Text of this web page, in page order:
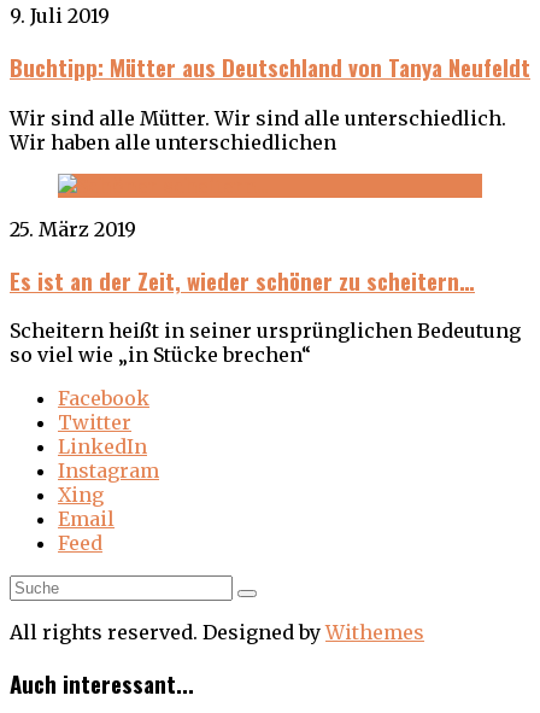
9. Juli 2019
Buchtipp: Mütter aus Deutschland von Tanya Neufeldt
Wir sind alle Mütter. Wir sind alle unterschiedlich.
Wir haben alle unterschiedlichen
25. März 2019
Es ist an der Zeit, wieder schöner zu scheitern…
Scheitern heißt in seiner ursprünglichen Bedeutung
so viel wie „in Stücke brechen“
Facebook
Twitter
LinkedIn
Instagram
Xing
Email
Feed
All rights reserved. Designed byWithemes
Auch interessant...